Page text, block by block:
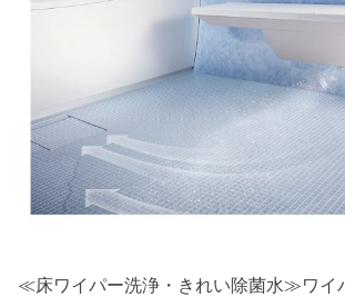
≪床ワイパー洗浄・きれい除菌水≫ワイ